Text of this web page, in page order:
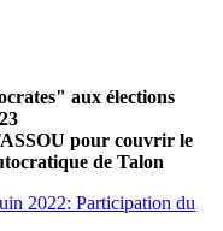
aux élections
pour couvrir le
de Talon
2022: Participation du